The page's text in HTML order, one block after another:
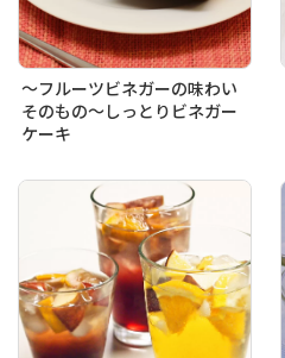
～フルーツビネガーの味わい
そのもの～しっとりビネガー
ケーキ